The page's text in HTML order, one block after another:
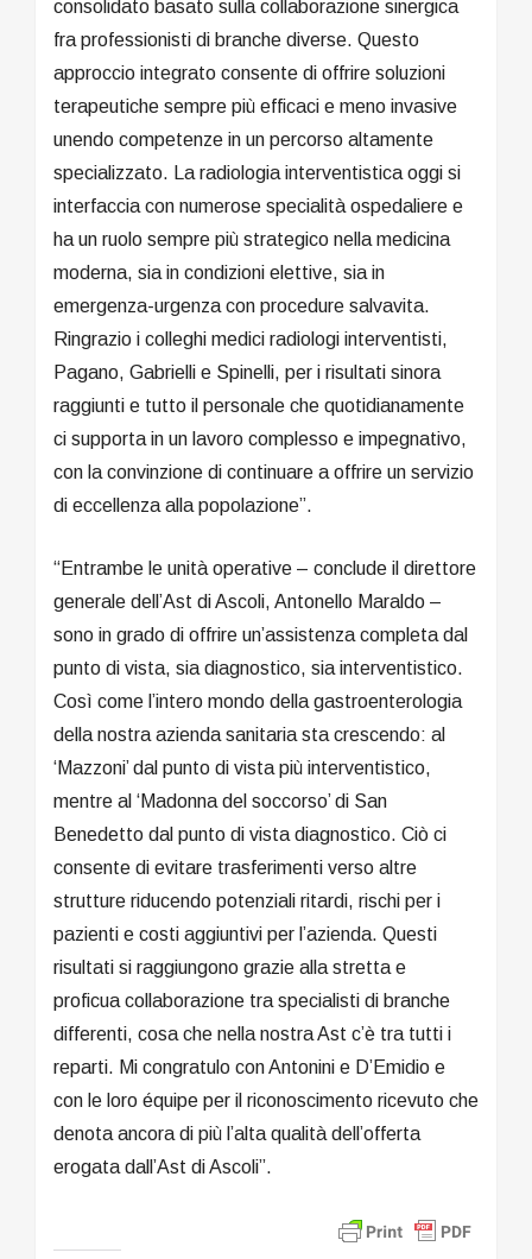
consolidato basato sulla collaborazione sinergica
fra professionisti di branche diverse. Questo
approccio integrato consente di offrire soluzioni
terapeutiche sempre più efficaci e meno invasive
unendo competenze in un percorso altamente
specializzato. La radiologia interventistica oggi si
interfaccia con numerose specialità ospedaliere e
ha un ruolo sempre più strategico nella medicina
moderna, sia in condizioni elettive, sia in
emergenza-urgenza con procedure salvavita.
Ringrazio i colleghi medici radiologi interventisti,
Pagano, Gabrielli e Spinelli, per i risultati sinora
raggiunti e tutto il personale che quotidianamente
ci supporta in un lavoro complesso e impegnativo,
con la convinzione di continuare a offrire un servizio
di eccellenza alla popolazione”.
“Entrambe le unità operative – conclude il direttore
generale dell’Ast di Ascoli, Antonello Maraldo –
sono in grado di offrire un’assistenza completa dal
punto di vista, sia diagnostico, sia interventistico.
Così come l’intero mondo della gastroenterologia
della nostra azienda sanitaria sta crescendo: al
‘Mazzoni’ dal punto di vista più interventistico,
mentre al ‘Madonna del soccorso’ di San
Benedetto dal punto di vista diagnostico. Ciò ci
consente di evitare trasferimenti verso altre
strutture riducendo potenziali ritardi, rischi per i
pazienti e costi aggiuntivi per l’azienda. Questi
risultati si raggiungono grazie alla stretta e
proficua collaborazione tra specialisti di branche
differenti, cosa che nella nostra Ast c’è tra tutti i
reparti. Mi congratulo con Antonini e D’Emidio e
con le loro équipe per il riconoscimento ricevuto che
denota ancora di più l’alta qualità dell’offerta
erogata dall’Ast di Ascoli”.